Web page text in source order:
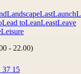
LandscapeLastLaunch
Lead toLeanLeastLeave
Leisure
- 22.00)
37 15